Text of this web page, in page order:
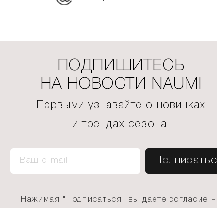
ПОДПИШИТЕСЬ
НА НОВОСТИ NAUMI
Первыми узнавайте о новинках
и трендах сезона.
Нажимая "Подписаться" вы даёте согласие